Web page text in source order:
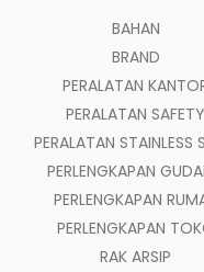
BAHAN
BRAND
PERALATAN
PERALATAN SAFETY
PERALATAN STAINLESS
PERLENGKAPAN
PERLENGKAPAN
PERLENGKAPAN
RAK ARSIP